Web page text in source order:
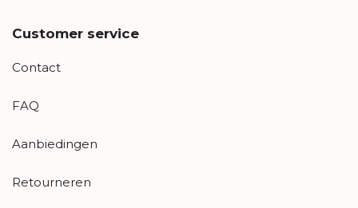
Customer service
Contact
FAQ
Aanbiedingen
Retourneren